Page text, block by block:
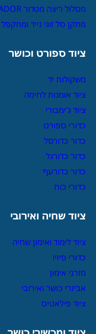
מסלול ריצה מטדור YORK MATADOR
מתקן סל זוגי נייד ומתקפל
ציוד ספורט וכושר
משקולות יד
ציוד אומנות לחימה
ציוד ג'ימבורי
כדורי ספורט
כדור כדורסל
כדור כדורגל
כדור כדורעף
כדורי כוח
ציוד שחיה ואירובי
ציוד לימוד ואימון שחיה
כדורי פיזיו
מזרני אימון
אביזרי כושר ואירובי
ציוד פילאטיס